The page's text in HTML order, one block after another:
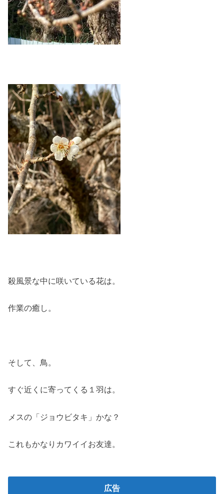
殺風景な中に咲いている花は。
作業の癒し。
そして、鳥。
すぐ近くに寄ってくる１羽は。
メスの「ジョウビタキ」かな？
これもかなりカワイイお友達。
広告